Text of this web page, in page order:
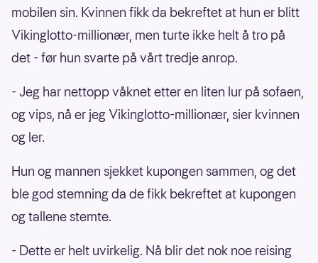
mobilen sin. Kvinnen fikk da bekreftet at hun er blitt
Vikinglotto-millionær, men turte ikke helt å tro på
det - før hun svarte på vårt tredje anrop.
- Jeg har nettopp våknet etter en liten lur på sofaen,
og vips, nå er jeg Vikinglotto-millionær, sier kvinnen
og ler.
Hun og mannen sjekket kupongen sammen, og det
ble god stemning da de fikk bekreftet at kupongen
og tallene stemte.
- Dette er helt uvirkelig. Nå blir det nok noe reising